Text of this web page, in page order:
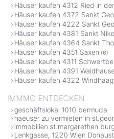
Häuser kaufen 4312 Ried in
Häuser kaufen 4372 Sankt
Häuser kaufen 4222 Sankt
Häuser kaufen 4381 Sankt
Häuser kaufen 4364 Sankt
Häuser kaufen 4351 Saxen (6)
Häuser kaufen 4311
Häuser kaufen 4391
Häuser kaufen 4322
IMMMO ENTDECKEN
geschäftslokal 1010 bermuda
haeuser zu vermieten in
immobilien st.margarethen
Lenkgasse, 1220 Wien